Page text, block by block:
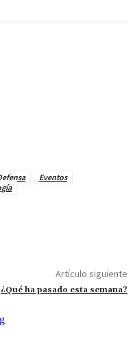
Eventos
Artículo siguiente
¿Qué ha pasado esta semana?